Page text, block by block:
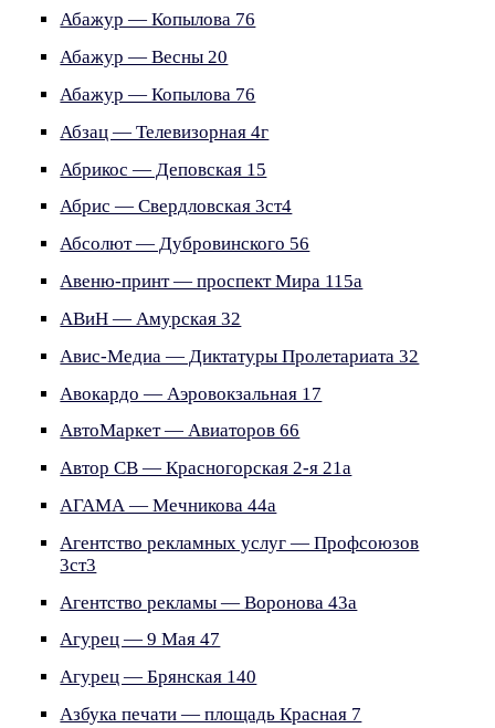
Абажур — Копылова 76
Абажур — Весны 20
Абажур — Копылова 76
Абзац — Телевизорная 4г
Абрикос — Деповская 15
Абрис — Свердловская 3ст4
Абсолют — Дубровинского 56
Авеню-принт — проспект Мира 115а
АВиН — Амурская 32
Авис-Медиа — Диктатуры Пролетариата 32
Авокардо — Аэровокзальная 17
АвтоМаркет — Авиаторов 66
Автор СВ — Красногорская 2-я 21а
АГАМА — Мечникова 44а
Агентство рекламных услуг — Профсоюзов
3ст3
Агентство рекламы — Воронова 43а
Агурец — 9 Мая 47
Агурец — Брянская 140
Азбука печати — площадь Красная 7